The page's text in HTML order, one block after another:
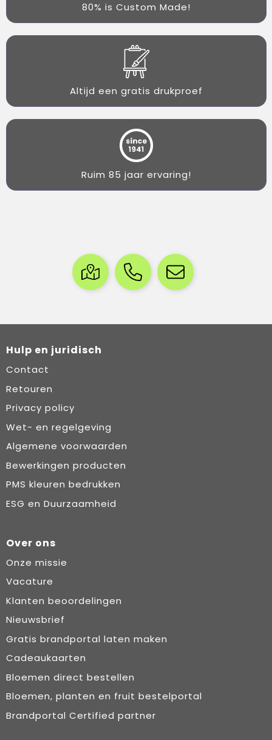
80% is Custom Made!
Altijd een gratis drukproef
Ruim 85 jaar ervaring!
Hulp en juridisch
Contact
Retouren
Privacy policy
Wet- en regelgeving
Algemene voorwaarden
Bewerkingen producten
PMS kleuren bedrukken
ESG en Duurzaamheid
Over ons
Onze missie
Vacature
Klanten beoordelingen
Nieuwsbrief
Gratis brandportal laten maken
Cadeaukaarten
Bloemen direct bestellen
Bloemen, planten en fruit bestelportal
Brandportal Certified partner